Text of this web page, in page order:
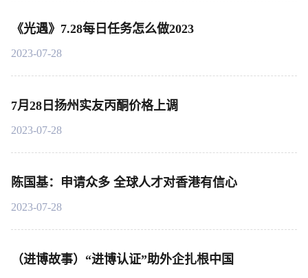
《光遇》7.28每日任务怎么做2023
2023-07-28
7月28日扬州实友丙酮价格上调
2023-07-28
陈国基：申请众多 全球人才对香港有信心
2023-07-28
（进博故事）“进博认证”助外企扎根中国